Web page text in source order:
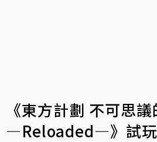
《東方計劃 不可思
—Reloaded—》試